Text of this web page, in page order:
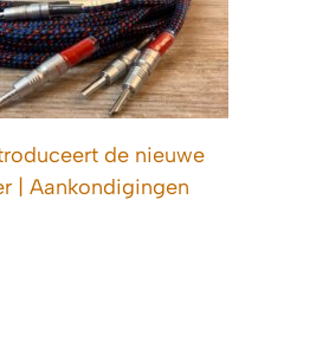
de nieuwe
| Aankondigingen